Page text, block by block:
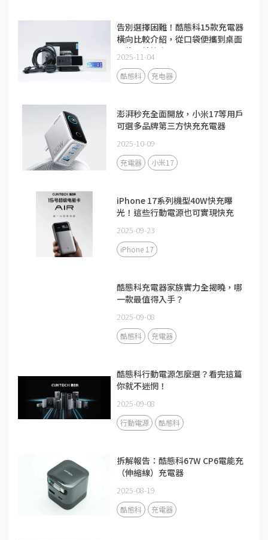
告別選擇困難！酷態科15款充電器
橫向比較介紹，從口袋便攜到桌面
全能一站搞定
2025-11-04
酷態科 充电器
澎湃秒充全面開放，小米17等用戶
可選多品牌第三方快充充電器
2025-10-09
充電器 小米17
iPhone 17系列機型40W快充曝
光！這些行動電源也可實現快充
2025-09-23
iPhone 17
酷態科充電器家族實力全揭曉，哪
一款最值得入手？
2025-09-08
酷態科 充電器
酷態科行動電源怎麼選？看完這篇
你就不迷惘！
2025-09-08
行動電源 酷態科
拆解報告：酷態科67W CP6電能充
（伸縮線）充電器
2025-08-19
酷態科 充電器